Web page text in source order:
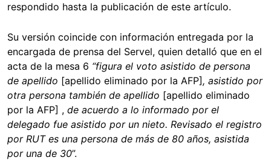
respondido hasta la publicación de este artículo.
Su versión coincide con información entregada por la
encargada de prensa del Servel, quien detalló que en el
acta de la mesa 6 “figura el voto asistido de persona
de apellido [apellido eliminado por la AFP] , asistido por
otra persona también de apellido [apellido eliminado
por la AFP] , de acuerdo a lo informado por el
delegado fue asistido por un nieto. Revisado el registro
por RUT es una persona de más de 80 años, asistida
por una de 30”.